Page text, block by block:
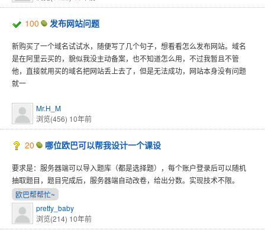
100 发布网站问题
新购买了一个域名试试水，随便写了几个句子，想看看怎么发布网站。域名
是在阿里云买的，貌似我没主动备案，也不知道怎么用，不过我暂且不管
他，直接就用买的域名把网站丢上去了，但是无法成功，网站本身没有问题
就一
Mr.H_M
浏览(456) 10年前
20 哪位欧巴可以帮我设计一个课设
要求是：服务器端可以导入题库（都是选择题），每个账户登录后可以随机
抽取题目，题目完成后，服务器端自动改卷，给出分数。实现技术不限。
欧巴帮帮忙~
pretty_baby
浏览(214) 10年前